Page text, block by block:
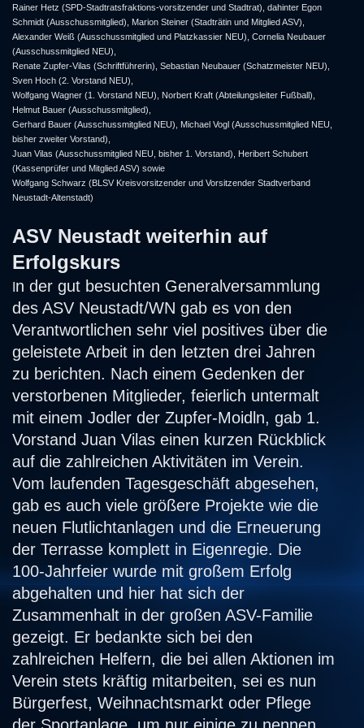
Rainer Hetz (SPD-Stadtratsfraktions-vorsitzender und Stadtrat), dahinter Egon
Schmidt (Ausschussmitglied), Marion Steiner (Stadträtin und Mitglied ASV),
Alexander Weiß (Ausschussmitglied und Platzkassier NEU), Cornelia Neubauer
(Ausschussmitglied NEU),
Renate Zupfer-Vilas (Schriftführerin), Sebastian Neubauer (Schatzmeister NEU),
Sven Hoch (2. Vorstand NEU),
Wolfgang Wagner (1. Vorstand NEU), Norbert Kraft (Abteilungsleiter Fußball),
Helmut Bauer (Ausschussmitglied),
Gerhard Bauer (Ausschussmitglied NEU), Michael Vogl (Ausschussmitglied NEU,
bisher zweiter Vorstand),
Juan Vilas (Ausschussmitglied NEU, bisher 1. Vorstand), Heribert Schubert
(Kassenprüfer und Mitglied ASV) sowie
Wolfgang Schwarz (BLSV Kreisvorsitzender und Vorsitzender Stadtverband
Neustadt-Altenstadt)
ASV Neustadt weiterhin auf
Erfolgskurs
n der gut besuchten Generalversammlung
des ASV Neustadt/WN gab es von den
Verantwortlichen sehr viel positives über die
geleistete Arbeit in den letzten drei Jahren
zu berichten. Nach einem Gedenken der
verstorbenen Mitglieder, feierlich untermalt
mit einem Jodler der Zupfer-Moidln, gab 1.
Vorstand Juan Vilas einen kurzen Rückblick
auf die zahlreichen Aktivitäten im Verein.
Vom laufenden Tagesgeschäft abgesehen,
gab es auch viele größere Projekte wie die
neuen Flutlichtanlagen und die Erneuerung
der Terrasse komplett in Eigenregie. Die
100-Jahrfeier wurde mit großem Erfolg
abgehalten und hier hat sich der
Zusammenhalt in der großen ASV-Familie
gezeigt. Er bedankte sich bei den
zahlreichen Helfern, die bei allen Aktionen im
Verein stets kräftig mitarbeiten, sei es nun
Bürgerfest, Weihnachtsmarkt oder Pflege